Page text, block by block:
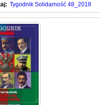
Tygodnik Solidarność 48_2018